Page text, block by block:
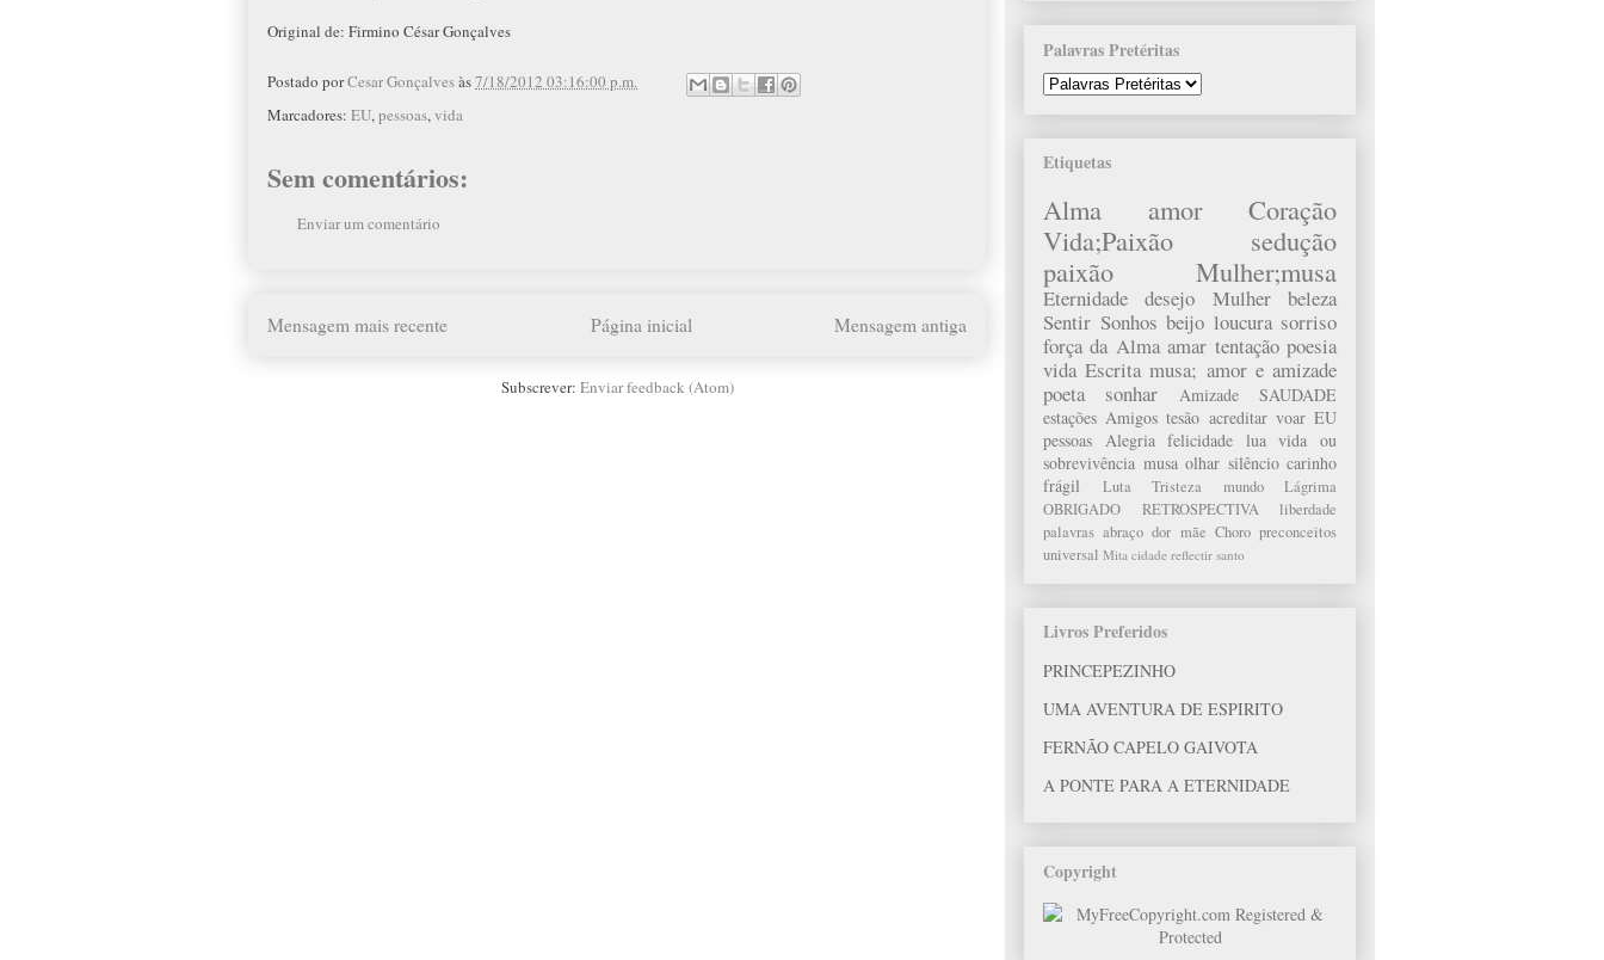
Original de: Firmino César Gonçalves
Postado porCesar Gonçalvesàs7/18/2012 03:16:00 p.m.
Marcadores: EU,pessoas,vida
Sem comentários:
Enviar um comentário
Mensagem mais recente Mensagem antiga
Página inicial
Subscrever: Enviar feedback (Atom)
Palavras Pretéritas
Etiquetas
Alma amor
Coração
Vida;Paixão
sedução
paixão
Mulher;musa
Eternidade desejo Mulher
beleza
Sentir Sonhos beijo loucura sorriso
força da Alma amar tentação poesia
vida Escrita musa; amor e amizade
poeta
sonhar Amizade
SAUDADE
estações Amigos tesão acreditar voar EU
pessoas Alegria felicidade lua vida ou
sobrevivência musa olhar silêncio carinho
frágil
Luta Tristeza mundo
Lágrima
OBRIGADO
RETROSPECTIVA
liberdade
palavras abraço dor mãe Choro preconceitos
universal Mita cidade reflectir santo
Livros Preferidos
PRINCEPEZINHO
UMA AVENTURA DE ESPIRITO
FERNÃO CAPELO GAIVOTA
A PONTE PARA A ETERNIDADE
Copyright